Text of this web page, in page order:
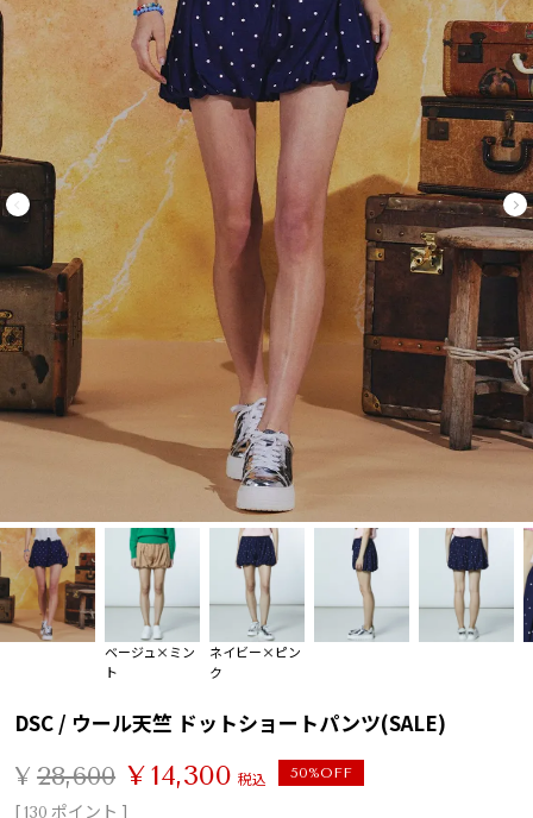
ベージュ×ミン
ト
ネイビー×ピン
ク
DSC / ウール天竺 ドットショートパンツ(SALE)
¥ 28,600 ¥14,300 税込 50%OFF
[130 ポイント ]